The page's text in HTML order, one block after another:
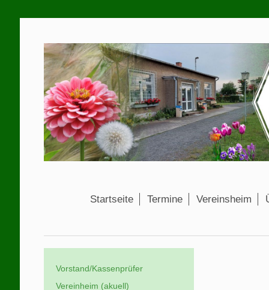
Startseite Termine Vereinsheim
Vorstand/Kassenprüfer
Vereinheim (akuell)